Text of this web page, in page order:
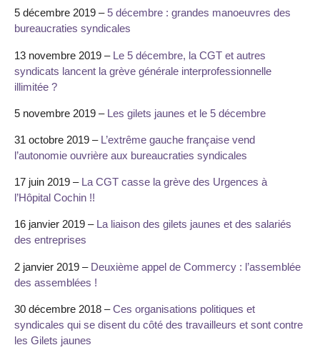
5 décembre 2019 – 5 décembre : grandes manoeuvres des
bureaucraties syndicales
13 novembre 2019 – Le 5 décembre, la CGT et autres
syndicats lancent la grève générale interprofessionnelle
illimitée ?
5 novembre 2019 – Les gilets jaunes et le 5 décembre
31 octobre 2019 – L’extrême gauche française vend
l’autonomie ouvrière aux bureaucraties syndicales
17 juin 2019 – La CGT casse la grève des Urgences à
l’Hôpital Cochin !!
16 janvier 2019 – La liaison des gilets jaunes et des salariés
des entreprises
2 janvier 2019 – Deuxième appel de Commercy : l’assemblée
des assemblées !
30 décembre 2018 –Ces organisations politiques et
syndicales qui se disent du côté des travailleurs et sont contre
les Gilets jaunes